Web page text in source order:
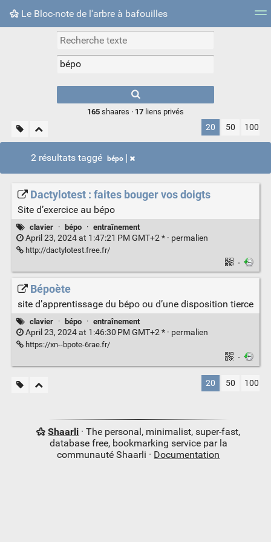
Le Bloc-note de l'arbre à bafouilles
Nuage de tags Mur d'images
results.
165shaares · 17liens privés
20 50 100
2 résultats taggé bépo
Dactylotest : faites bouger vos doigts
Site d’exercice au bépo
clavier · bépo · entraînement
April 23, 2024 at 1:47:21 PM GMT+2 * · permalien
http://dactylotest.free.fr/
·
Bépoète
site d’apprentissage du bépo ou d’une disposition tierce
clavier · bépo · entraînement
April 23, 2024 at 1:46:30 PM GMT+2 * · permalien
https://xn--bpote-6rae.fr/
·
20 50 100
Shaarli · The personal, minimalist, super-fast,
database free, bookmarking service par la
communauté Shaarli · Documentation